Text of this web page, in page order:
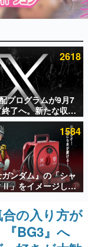
ー数万以上！ などな
渾身の“殿堂入り”記
時のエピソードをお
は何か？を探ってい
2618
プログラムが9月7
了へ。新たな収益
Content
」を発表1584
ンダム』の「シャ
Ⅱ」をイメージした
ールが予約開始。
アのパーソナルマ
公国軍のエンブレ
などを配置
の入り方が
BG3』へ